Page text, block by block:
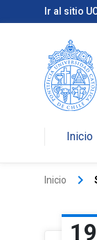
Ir al sitio
Inicio
Inicio keyboard_arrow_right
19